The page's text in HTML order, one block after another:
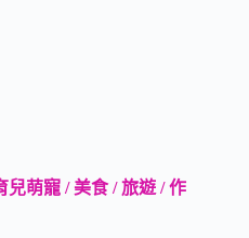
兒萌寵 / 美食 / 旅遊 / 作